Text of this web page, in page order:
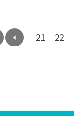
21 22